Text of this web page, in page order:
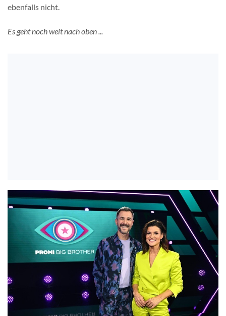
ebenfalls nicht.
Es geht noch weit nach oben ...